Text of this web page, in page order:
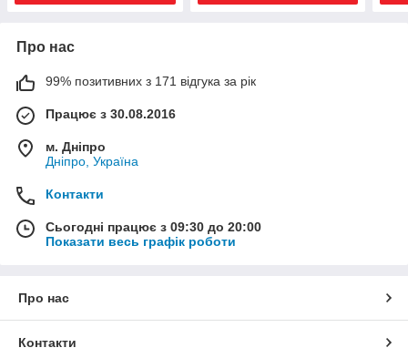
Про нас
99% позитивних з 171 відгука за рік
Працює з 30.08.2016
м. Дніпро
Дніпро, Україна
Контакти
Сьогодні працює з 09:30 до 20:00
Показати весь графік роботи
Про нас
Контакти